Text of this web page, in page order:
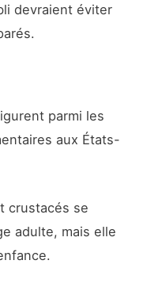
devraient éviter
parmi les
aux États-
crustacés se
adulte, mais elle